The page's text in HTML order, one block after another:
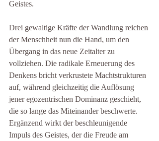
Geistes.
Drei gewaltige Kräfte der Wandlung reichen
der Menschheit nun die Hand, um den
Übergang in das neue Zeitalter zu
vollziehen. Die radikale Erneuerung des
Denkens bricht verkrustete Machtstrukturen
auf, während gleichzeitig die Auflösung
jener egozentrischen Dominanz geschieht,
die so lange das Miteinander beschwerte.
Ergänzend wirkt der beschleunigende
Impuls des Geistes, der die Freude am